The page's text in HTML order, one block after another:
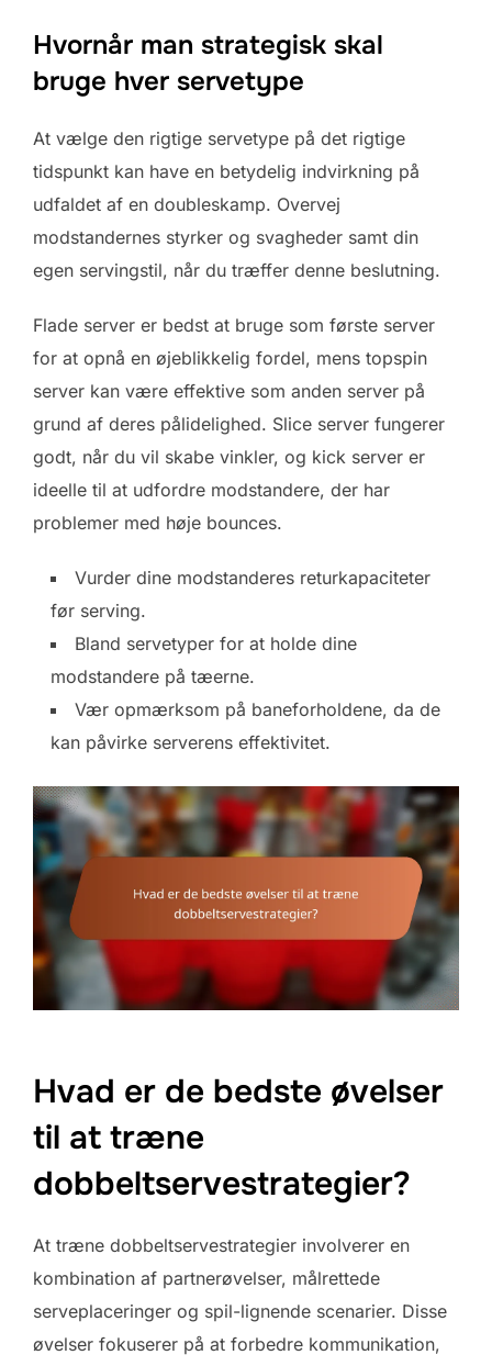
Hvornår man strategisk skal
bruge hver servetype
At vælge den rigtige servetype på det rigtige
tidspunkt kan have en betydelig indvirkning på
udfaldet af en doubleskamp. Overvej
modstandernes styrker og svagheder samt din
egen servingstil, når du træffer denne beslutning.
Flade server er bedst at bruge som første server
for at opnå en øjeblikkelig fordel, mens topspin
server kan være effektive som anden server på
grund af deres pålidelighed. Slice server fungerer
godt, når du vil skabe vinkler, og kick server er
ideelle til at udfordre modstandere, der har
problemer med høje bounces.
Vurder dine modstanderes returkapaciteter
før serving.
Bland servetyper for at holde dine
modstandere på tæerne.
Vær opmærksom på baneforholdene, da de
kan påvirke serverens effektivitet.
Hvad er de bedste øvelser
til at træne
dobbeltservestrategier?
At træne dobbeltservestrategier involverer en
kombination af partnerøvelser, målrettede
serveplaceringer og spil-lignende scenarier. Disse
øvelser fokuserer på at forbedre kommunikation,